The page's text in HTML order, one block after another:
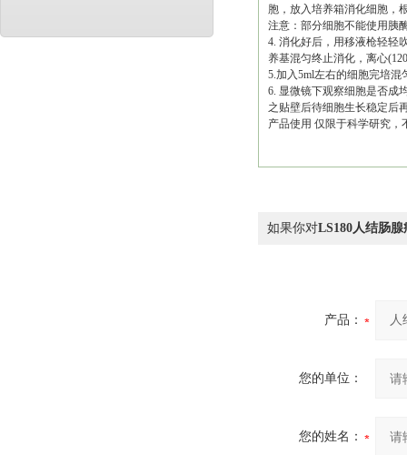
胞，放入培养箱消化细胞，
注意：部分细胞不能使用胰
4. 消化好后，用移液枪轻轻
养基混匀终止消化，离心
5.加入5ml左右的细胞完培
6. 显微镜下观察细胞是否成
之贴壁后待细胞生长稳定后
产品使用 仅限于科学研究
如果你对LS180人结肠腺
产品：
您的单位：
您的姓名：